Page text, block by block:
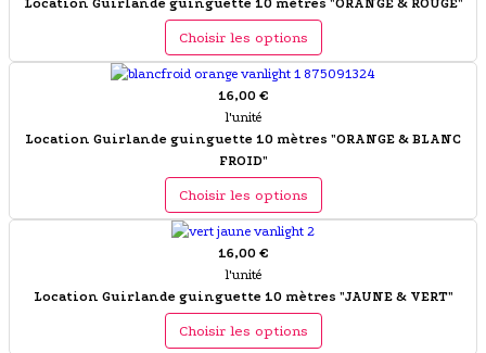
Location Guirlande guinguette 10 mètres "ORANGE & ROUGE"
Choisir les options
16,00 €
l'unité
Location Guirlande guinguette 10 mètres "ORANGE & BLANC
FROID"
Choisir les options
16,00 €
l'unité
Location Guirlande guinguette 10 mètres "JAUNE & VERT"
Choisir les options